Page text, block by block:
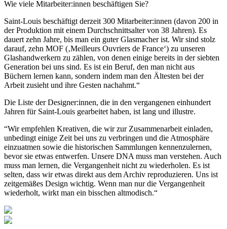
Wie viele Mitarbeiter:innen beschäftigen Sie?
Saint-Louis beschäftigt derzeit 300 Mitarbeiter:innen (davon 200 in
der Produktion mit einem Durchschnittsalter von 38 Jahren). Es
dauert zehn Jahre, bis man ein guter Glasmacher ist. Wir sind stolz
darauf, zehn MOF (‚Meilleurs Ouvriers de France‘) zu unseren
Glashandwerkern zu zählen, von denen einige bereits in der siebten
Generation bei uns sind. Es ist ein Beruf, den man nicht aus
Büchern lernen kann, sondern indem man den Ältesten bei der
Arbeit zusieht und ihre Gesten nachahmt.“
Die Liste der Designer:innen, die in den vergangenen einhundert
Jahren für Saint-Louis gearbeitet haben, ist lang und illustre.
“Wir empfehlen Kreativen, die wir zur Zusammenarbeit einladen,
unbedingt einige Zeit bei uns zu verbringen und die Atmosphäre
einzuatmen sowie die historischen Sammlungen kennenzulernen,
bevor sie etwas entwerfen. Unsere DNA muss man verstehen. Auch
muss man lernen, die Vergangenheit nicht zu wiederholen. Es ist
selten, dass wir etwas direkt aus dem Archiv reproduzieren. Uns ist
zeitgemäßes Design wichtig. Wenn man nur die Vergangenheit
wiederholt, wirkt man ein bisschen altmodisch.“